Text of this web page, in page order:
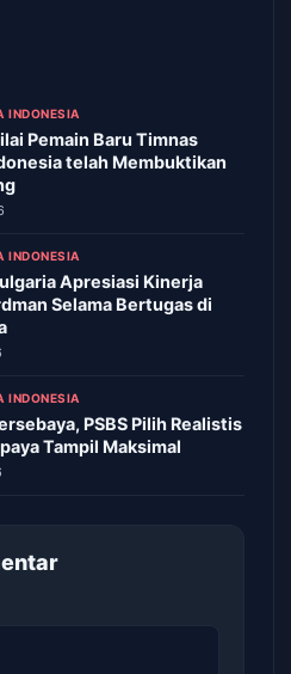
INDONESIA
Pemain Baru Timnas
telah Membuktikan
INDONESIA
Apresiasi Kinerja
Selama Bertugas di
INDONESIA
PSBS Pilih Realistis
Tampil Maksimal